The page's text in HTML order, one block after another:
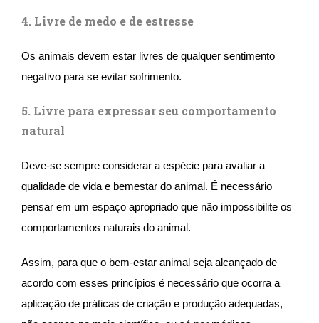
4. Livre de medo e de estresse
Os animais devem estar livres de qualquer sentimento
negativo para se evitar sofrimento.
5. Livre para expressar seu comportamento
natural
Deve-se sempre considerar a espécie para avaliar a
qualidade de vida e bemestar do animal. É necessário
pensar em um espaço apropriado que não impossibilite os
comportamentos naturais do animal.
Assim, para que o bem-estar animal seja alcançado de
acordo com esses princípios é necessário que ocorra a
aplicação de práticas de criação e produção adequadas,